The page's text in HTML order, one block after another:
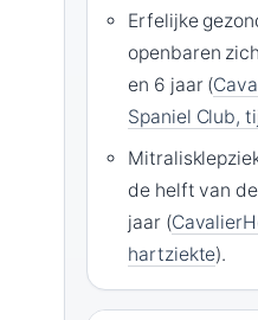
Erfelijke
openbaren
en 6 jaar (
Spaniel Club,
de helft van
jaar (
hartziekte).